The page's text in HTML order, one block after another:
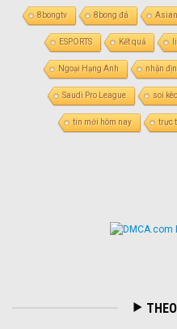
8bongtv 8bong đá
ESPORTS Kết quả
Ngoại Hạng Anh nhận
Saudi Pro League soi
tin mới hôm nay trực